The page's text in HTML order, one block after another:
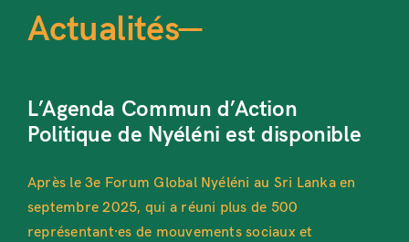
Actualités—
L’Agenda Commun d’Action
Politique de Nyéléni est disponible
Après le 3e Forum Global Nyéléni au Sri Lanka en
septembre 2025, qui a réuni plus de 500
représentant·es de mouvements sociaux et